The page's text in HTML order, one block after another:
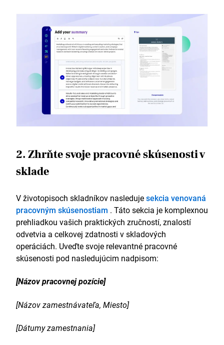
2. Zhrňte svoje pracovné skúsenosti v
sklade
V životopisoch skladníkov nasledujesekcia venovaná
pracovným skúsenostiam . Táto sekcia je komplexnou
prehliadkou vašich praktických zručností, znalostí
odvetvia a celkovej zdatnosti v skladových
operáciách. Uveďte svoje relevantné pracovné
skúsenosti pod nasledujúcim nadpisom:
[Názov pracovnej pozície]
[Názov zamestnávateľa, Miesto]
[Dátumy zamestnania]